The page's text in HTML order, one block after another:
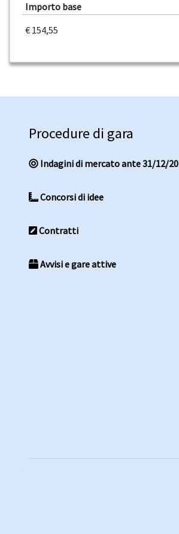
Importo base
€ 154,55
Procedure di gara
Indagini di mercato ante 31/12/
Concorsi di idee
Contratti
Avvisi e gare attive